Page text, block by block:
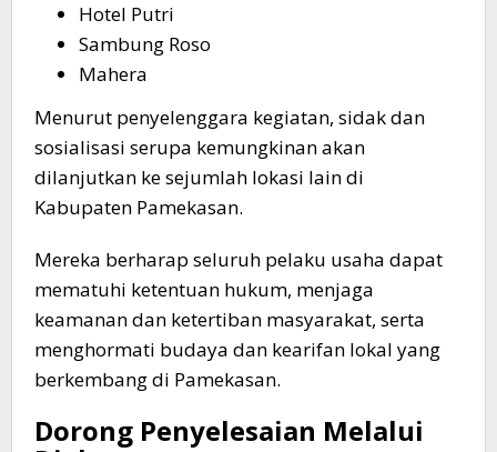
Hotel Putri
Sambung Roso
Mahera
Menurut penyelenggara kegiatan, sidak dan
sosialisasi serupa kemungkinan akan
dilanjutkan ke sejumlah lokasi lain di
Kabupaten Pamekasan.
Mereka berharap seluruh pelaku usaha dapat
mematuhi ketentuan hukum, menjaga
keamanan dan ketertiban masyarakat, serta
menghormati budaya dan kearifan lokal yang
berkembang di Pamekasan.
Dorong Penyelesaian Melalui